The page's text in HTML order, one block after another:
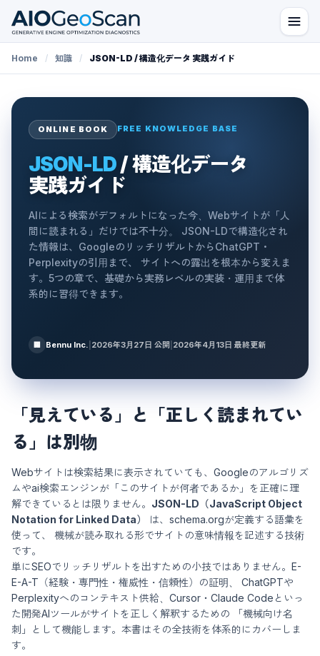
Home / 知識 / JSON-LD / 構造化データ 実践ガイド
ONLINE BOOK FREE KNOWLEDGE BASE
JSON-LD/ 構造化データ
実践ガイド
AIによる検索がデフォルトになった今、Webサイトが「人
間に読まれる」だけでは不十分。 JSON-LDで構造化され
た情報は、GoogleのリッチリザルトからChatGPT・
Perplexityの引用まで、 サイトへの露出を根本から変えま
す。5つの章で、基礎から実務レベルの実装・運用まで体
系的に習得できます。
🏢 Bennu Inc. 2026年3月27日 公開 2026年4月13日 最終更新
「見えている」と「正しく読まれてい
る」は別物
Webサイトは検索結果に表示されていても、Googleのアルゴリズ
ムやai検索エンジンが「このサイトが何者であるか」を正確に理
解できているとは限りません。 JSON-LD（JavaScript Object
Notation for Linked Data）
は、schema.orgが定義する語彙を
使って、 機械が読み取れる形でサイトの意味情報を記述する技術
です。
単にSEOでリッチリザルトを出すための小技ではありません。E-
E-A-T（経験・専門性・権威性・信頼性）の証明、 ChatGPTや
Perplexityへのコンテキスト供給、Cursor・Claude Codeといっ
た開発AIツールがサイトを正しく解釈するための 「機械向け名
刺」として機能します。本書はその全技術を体系的にカバーしま
す。